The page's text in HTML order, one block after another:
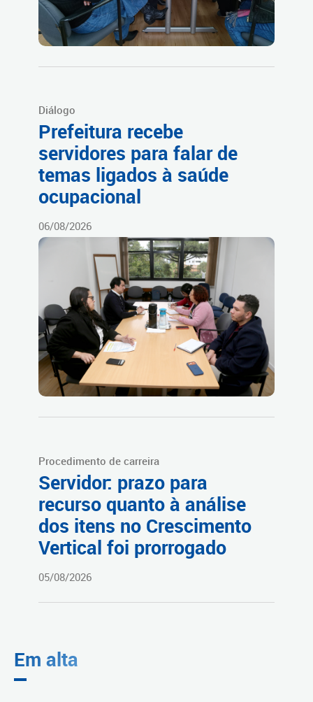
Diálogo
Prefeitura recebe
servidores para falar de
temas ligados à saúde
ocupacional
06/08/2026
Procedimento de carreira
Servidor: prazo para
recurso quanto à análise
dos itens no Crescimento
Vertical foi prorrogado
05/08/2026
Em alta